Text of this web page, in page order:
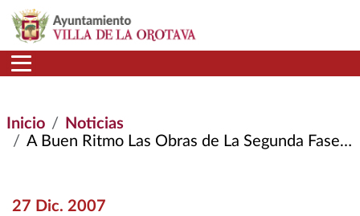
Pasar al contenido principal
Inicio
Noticias
A Buen Ritmo Las Obras de La Segunda Fase de La Carretera de Aguamansa
27 Dic. 2007